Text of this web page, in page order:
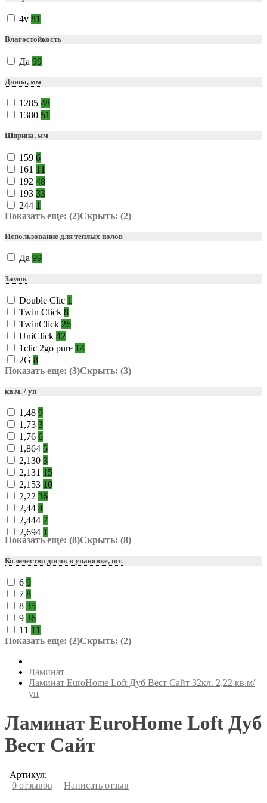
4v 81
Влагостойкость
Да 99
Длина, мм
1285 48
1380 51
Ширина, мм
159 6
161 11
192 48
193 33
244 1
Показать еще: (2)Скрыть: (2)
Использование для теплых полов
Да 99
Замок
Double Clic 1
Twin Click 8
TwinClick 26
UniClick 42
1clic 2go pure 14
2G 8
Показать еще: (3)Скрыть: (3)
кв.м. / уп
1,48 9
1,73 3
1,76 6
1,864 5
2,130 3
2,131 15
2,153 10
2,22 36
2,44 4
2,444 7
2,694 1
Показать еще: (8)Скрыть: (8)
Количество досок в упаковке, шт.
6 9
7 8
8 35
9 36
11 11
Показать еще: (2)Скрыть: (2)
Ламинат
Ламинат EuroHome Loft Дуб Вест Сайт 32кл. 2,22 кв.м/
уп
Ламинат EuroHome Loft Дуб
Вест Сайт
Артикул:
0 отзывов | Написать отзыв